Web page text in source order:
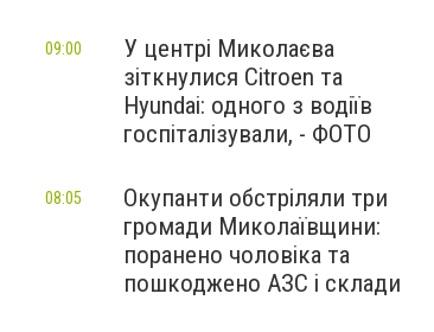
У центрі Миколаєва
зіткнулися Citroen та
Hyundai: одного з водіїв
госпіталізували, - ФОТО
09:00
Окупанти обстріляли три
громади Миколаївщини:
поранено чоловіка та
пошкоджено АЗС і склади
08:05